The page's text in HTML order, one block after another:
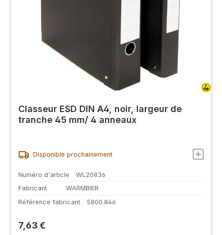
Classeur ESD DIN A4, noir, largeur de
tranche 45 mm/ 4 anneaux
Disponible prochainement
Numéro d'article
WL20836
Fabricant
WARMBIER
Référence fabricant
5800.846
Prix régulier :
7,63 €